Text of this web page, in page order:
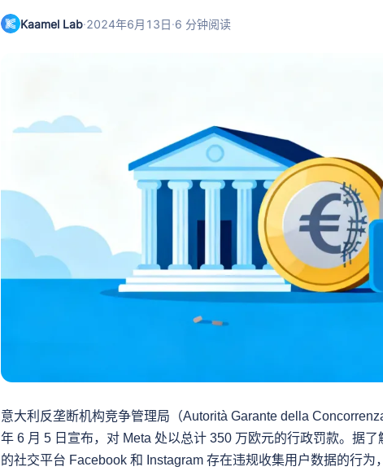
Kaamel Lab·2024年6月13日·6 分钟阅读
意大利反垄断机构竞争管理局（Autorità Garante della
年 6 月 5 日宣布，对 Meta 处以总计 350 万欧元的行政罚款。据
的社交平台 Facebook 和 Instagram 存在违规收集用户数据的行为